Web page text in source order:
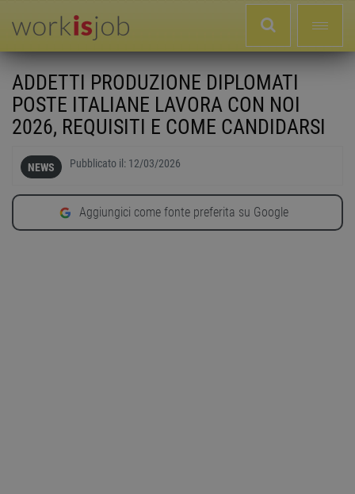
ADDETTI PRODUZIONE DIPLOMATI
POSTE ITALIANE LAVORA CON NOI
2026, REQUISITI E COME CANDIDARSI
NEWS Pubblicato il: 12/03/2026
Aggiungici come fonte preferita su Google